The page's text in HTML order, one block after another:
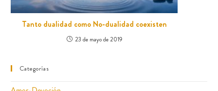
Tanto dualidad como No-dualidad coexisten
23 de mayo de 2019
Categorías